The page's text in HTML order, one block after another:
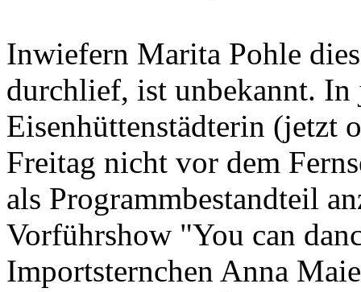
Inwiefern Marita Pohle
durchlief, ist unbekannt. In
Eisenhüttenstädterin
Freitag nicht vor dem
als Programmbestandteil
Vorführshow "You can
Importsternchen Anna